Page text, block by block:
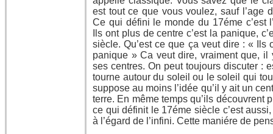
est tout ce que vous voulez, sauf l’age
Ce qui défini le monde du 17éme c’est
Ils ont plus de centre c’est la panique,
siècle. Qu’est ce que ça veut dire : « Ils
panique » Ca veut dire, vraiment que, il
ses centres. On peut toujours discuter :
tourne autour du soleil ou le soleil qui
suppose au moins l’idée qu’il y ait un
terre. En même temps qu’ils découvrent
ce qui définit le 17éme siècle c’est
à l’égard de l’infini. Cette maniére de